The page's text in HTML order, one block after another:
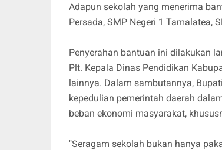
Adapun sekolah yang menerima
Persada, SMP Negeri 1 Tamalatea,
Penyerahan bantuan ini dilakukan
Plt. Kepala Dinas Pendidikan
lainnya. Dalam sambutannya,
kepedulian pemerintah daerah
beban ekonomi masyarakat,
"Seragam sekolah bukan hanya